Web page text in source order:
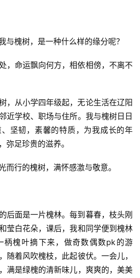
与槐树，是一种什么样的缘分呢？
，命运飘向何方，相依相傍，不离不
，从小学四年级起，无论生活在辽阳
近学校、职场与住所。我与槐树日日
坚韧，素馨的特质，为我成长的年
弥足珍贵的滋养。
而行的槐树，满怀感激与敬意。
后面是一片槐林。每到暮春，枝头刚
莹白花朵，课后，我和同学便到槐林
柄槐叶摘下来，做奇数偶数pk的游
随着风吹槐枝，此起彼伏。一会儿，
满是绿槐的清新味儿，爽爽的，美美